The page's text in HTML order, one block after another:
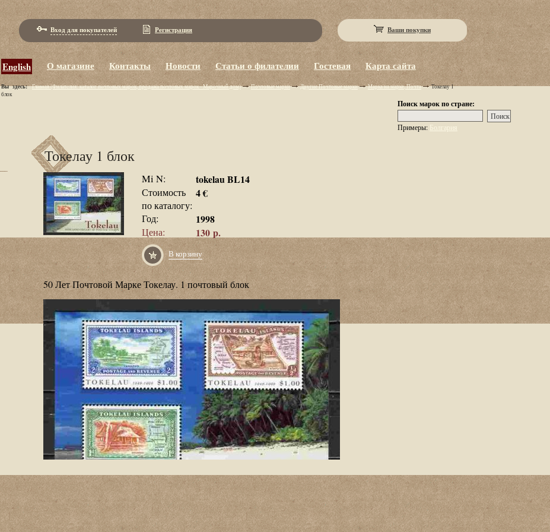
Вход для покупателей Регистрация Ваши покупки
English О магазине Контакты Новости Статьи о филaтeлии Гостевая Карта сайта
Вы здесь: Главная (Филaтeлия: кaтaлoг пoчтoвых мaрoк, пpoдaжa пoчтoвых мaрoк - Maрoчный дoм) Почтовые марки Другие Почтовые марки Марка на марке, Почта
Токелау 1
блок
Поиск марок по стране:
Примеры: Болгария
Токелау 1 блок
Mi N: tokelau BL14
Стоимость
по каталогу:
4 €
Год: 1998
Цена: 130 р.
В корзину
50 Лет Почтовой Марке Токелау. 1 почтовый блок